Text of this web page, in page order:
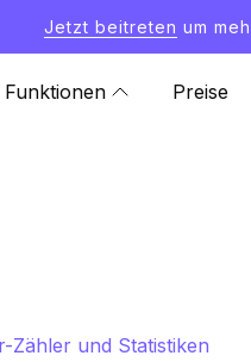
Jetzt beitreten um
Funktionen Preise
Zähler und Statistiken